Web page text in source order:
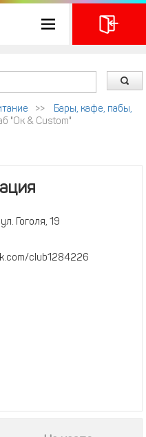
>>
Бары, кафе, пабы,
"Oк & Custom"
Гоголя, 19
club1284226